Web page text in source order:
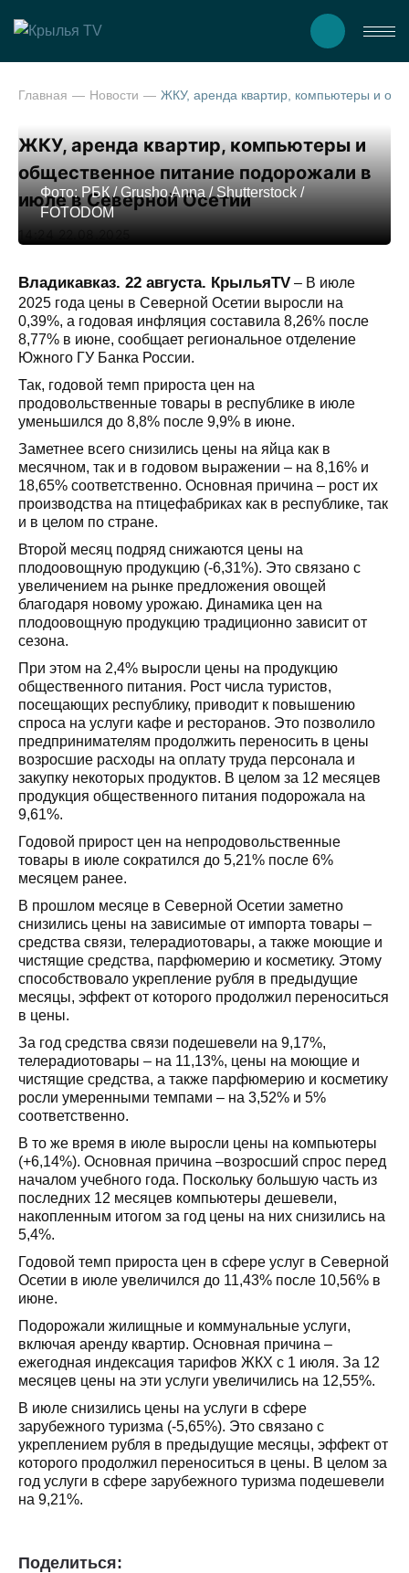
Главная Новости
ЖКУ, аренда квартир, компьютеры и
общественное питание подорожали в
июле в Северной Осетии
14:24 22.08.2025
Фото: РБК / Grusho Anna / Shutterstock /
FOTODOM
Владикавказ. 22 августа. КрыльяTV – В июле
2025 года цены в Северной Осетии выросли на
0,39%, а годовая инфляция составила 8,26% после
8,77% в июне, сообщает региональное отделение
Южного ГУ Банка России.
Так, годовой темп прироста цен на
продовольственные товары в республике в июле
уменьшился до 8,8% после 9,9% в июне.
Заметнее всего снизились цены на яйца как в
месячном, так и в годовом выражении – на 8,16% и
18,65% соответственно. Основная причина – рост их
производства на птицефабриках как в республике, так
и в целом по стране.
Второй месяц подряд снижаются цены на
плодоовощную продукцию (-6,31%). Это связано с
увеличением на рынке предложения овощей
благодаря новому урожаю. Динамика цен на
плодоовощную продукцию традиционно зависит от
сезона.
При этом на 2,4% выросли цены на продукцию
общественного питания. Рост числа туристов,
посещающих республику, приводит к повышению
спроса на услуги кафе и ресторанов. Это позволило
предпринимателям продолжить переносить в цены
возросшие расходы на оплату труда персонала и
закупку некоторых продуктов. В целом за 12 месяцев
продукция общественного питания подорожала на
9,61%.
Годовой прирост цен на непродовольственные
товары в июле сократился до 5,21% после 6%
месяцем ранее.
В прошлом месяце в Северной Осетии заметно
снизились цены на зависимые от импорта товары –
средства связи, телерадиотовары, а также моющие и
чистящие средства, парфюмерию и косметику. Этому
способствовало укрепление рубля в предыдущие
месяцы, эффект от которого продолжил переноситься
в цены.
За год средства связи подешевели на 9,17%,
телерадиотовары – на 11,13%, цены на моющие и
чистящие средства, а также парфюмерию и косметику
росли умеренными темпами – на 3,52% и 5%
соответственно.
В то же время в июле выросли цены на компьютеры
(+6,14%). Основная причина –возросший спрос перед
началом учебного года. Поскольку большую часть из
последних 12 месяцев компьютеры дешевели,
накопленным итогом за год цены на них снизились на
5,4%.
Годовой темп прироста цен в сфере услуг в Северной
Осетии в июле увеличился до 11,43% после 10,56% в
июне.
Подорожали жилищные и коммунальные услуги,
включая аренду квартир. Основная причина –
ежегодная индексация тарифов ЖКХ с 1 июля. За 12
месяцев цены на эти услуги увеличились на 12,55%.
В июле снизились цены на услуги в сфере
зарубежного туризма (-5,65%). Это связано с
укреплением рубля в предыдущие месяцы, эффект от
которого продолжил переноситься в цены. В целом за
год услуги в сфере зарубежного туризма подешевели
на 9,21%.
Поделиться: